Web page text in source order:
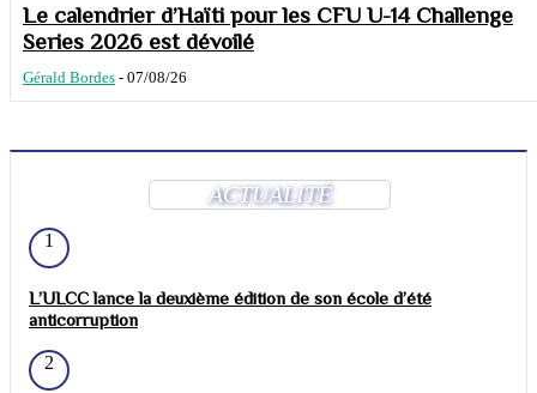
Le calendrier d’Haïti pour les CFU U-14 Challenge
Series 2026 est dévoilé
Gérald Bordes - 07/08/26
ACTUALITÉ
1
L’ULCC lance la deuxième édition de son école d’été
anticorruption
2